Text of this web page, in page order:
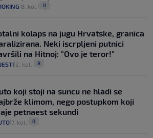
8. kol. 0
kolaps na jugu Hrvatske, granica
Neki iscrpljeni putnici
na Hitnoj: "Ovo je teror!"
2. kol. 8
koji stoji na suncu ne hladi se
klimom, nego postupkom koji
petnaest sekundi
7. kol. 0